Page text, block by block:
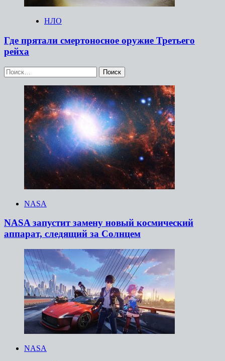
НЛО
Где прятали смертоносное оружие Третьего
рейха
Найти:
NASA
NASA запустит замену новый космический
аппарат, следящий за Солнцем
NASA